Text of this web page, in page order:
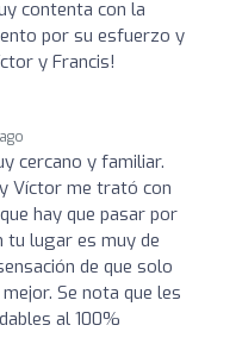
contenta con la
por su esfuerzo y
y Francis!
cercano y familiar.
Víctor me trató con
hay que pasar por
tu lugar es muy de
de que solo
Se nota que les
al 100%